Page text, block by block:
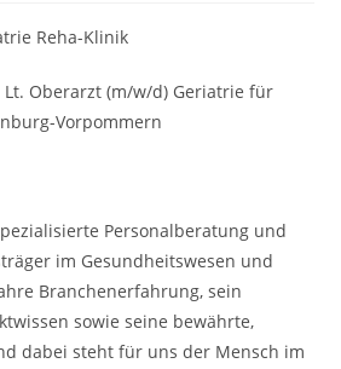
Reha-Klinik
Oberarzt (m/w/d) Geriatrie für
Vorpommern
Personalberatung und
im Gesundheitswesen und
Branchenerfahrung, sein
sowie seine bewährte,
dabei steht für uns der Mensch im